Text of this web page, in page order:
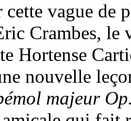
vague de
Crambes,
Hortense
nouvelle
majeur